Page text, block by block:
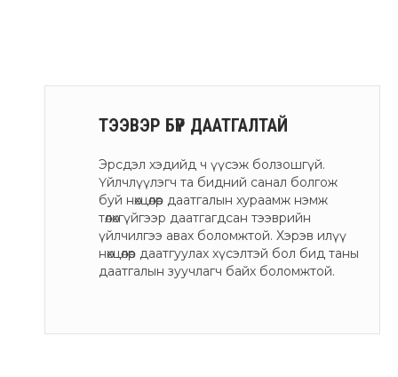
ТЭЭВЭР БҮР ДААТГАЛТАЙ
Эрсдэл хэдийд ч үүсэж болзошгүй.
Үйлчлүүлэгч та бидний санал болгож
буй нөхцөлөөр даатгалын хураамж нэмж
төлөхгүйгээр даатгагдсан тээврийн
үйлчилгээ авах боломжтой. Хэрэв илүү
нөхцөлөөр даатгуулах хүсэлтэй бол бид таны
даатгалын зуучлагч байх боломжтой.